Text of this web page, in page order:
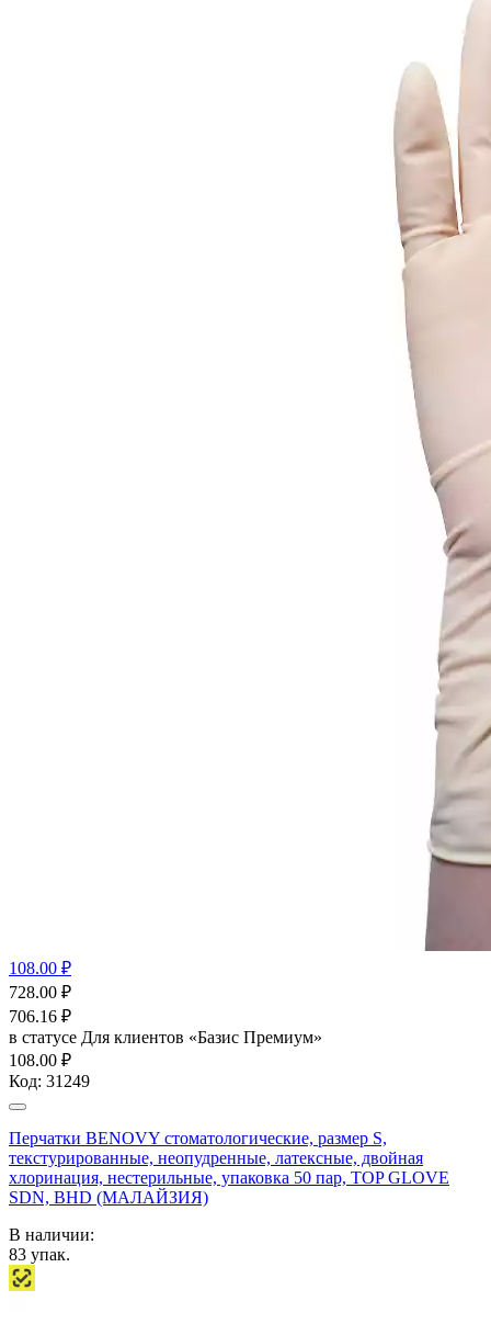
108.00 ₽
728.00 ₽
706.16 ₽
в статусе Для клиентов «Базис Премиум»
108.00 ₽
Код: 31249
Перчатки BENOVY стоматологические, размер S,
текстурированные, неопудренные, латексные, двойная
хлоринация, нестерильные, упаковка 50 пар, TOP GLOVE
SDN, BHD (МАЛАЙЗИЯ)
В наличии:
83 упак.